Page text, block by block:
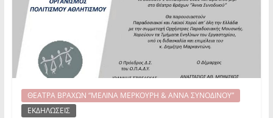
ΘΕΑΤΡΑ ΒΡΑΧΩΝ “ΜΕΛΙΝΑ ΜΕΡΚΟΥΡΗ & ΑΝΝΑ ΣΥΝΟΔΙΝΟΥ”
ΕΚΔΗΛΩΣΕΙΣ